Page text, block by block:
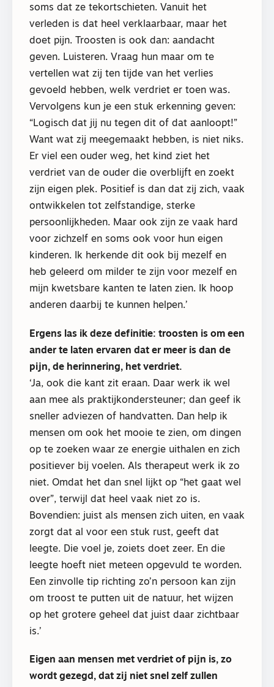
soms dat ze tekortschieten. Vanuit het
verleden is dat heel verklaarbaar, maar het
doet pijn. Troosten is ook dan: aandacht
geven. Luisteren. Vraag hun maar om te
vertellen wat zij ten tijde van het verlies
gevoeld hebben, welk verdriet er toen was.
Vervolgens kun je een stuk erkenning geven:
“Logisch dat jij nu tegen dit of dat aanloopt!”
Want wat zij meegemaakt hebben, is niet niks.
Er viel een ouder weg, het kind ziet het
verdriet van de ouder die overblijft en zoekt
zijn eigen plek. Positief is dan dat zij zich, vaak
ontwikkelen tot zelfstandige, sterke
persoonlijkheden. Maar ook zijn ze vaak hard
voor zichzelf en soms ook voor hun eigen
kinderen. Ik herkende dit ook bij mezelf en
heb geleerd om milder te zijn voor mezelf en
mijn kwetsbare kanten te laten zien. Ik hoop
anderen daarbij te kunnen helpen.’
Ergens las ik deze definitie: troosten is om een
ander te laten ervaren dat er meer is dan de
pijn, de herinnering, het verdriet.
‘Ja, ook die kant zit eraan. Daar werk ik wel
aan mee als praktijkondersteuner; dan geef ik
sneller adviezen of handvatten. Dan help ik
mensen om ook het mooie te zien, om dingen
op te zoeken waar ze energie uithalen en zich
positiever bij voelen. Als therapeut werk ik zo
niet. Omdat het dan snel lijkt op “het gaat wel
over”, terwijl dat heel vaak niet zo is.
Bovendien: juist als mensen zich uiten, en vaak
zorgt dat al voor een stuk rust, geeft dat
leegte. Die voel je, zoiets doet zeer. En die
leegte hoeft niet meteen opgevuld te worden.
Een zinvolle tip richting zo’n persoon kan zijn
om troost te putten uit de natuur, het wijzen
op het grotere geheel dat juist daar zichtbaar
is.’
Eigen aan mensen met verdriet of pijn is, zo
wordt gezegd, dat zij niet snel zelf zullen